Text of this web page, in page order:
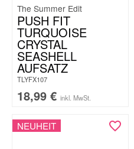
The Summer Edit
PUSH FIT
TURQUOISE
CRYSTAL
SEASHELL
AUFSATZ
TLYFX107
18,99 € inkl. MwSt.
NEUHEIT